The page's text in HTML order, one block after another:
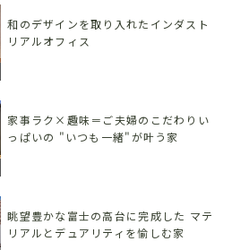
和のデザインを取り入れたインダスト
リアルオフィス
家事ラク×趣味＝ご夫婦のこだわりい
っぱいの "いつも一緒"が叶う家
眺望豊かな富士の高台に完成した マテ
リアルとデュアリティを愉しむ家